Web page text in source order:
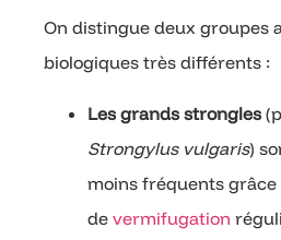
On distingue deux groupes
biologiques très différents :
Les grands strongles
Strongylus vulgaris)
moins fréquents
de vermifugation